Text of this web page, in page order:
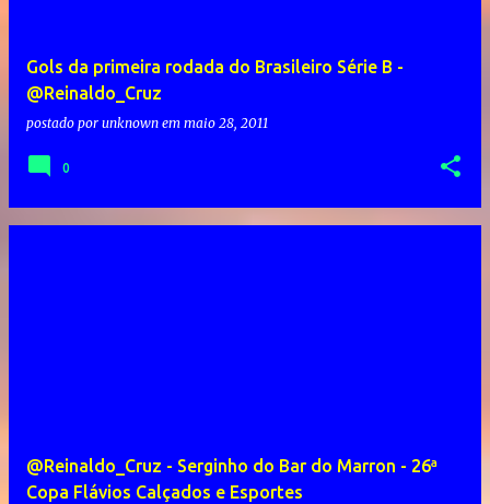
Gols da primeira rodada do Brasileiro Série B -
@Reinaldo_Cruz
postado por unknown em maio 28, 2011
0
@Reinaldo_Cruz - Serginho do Bar do Marron - 26ª
Copa Flávios Calçados e Esportes